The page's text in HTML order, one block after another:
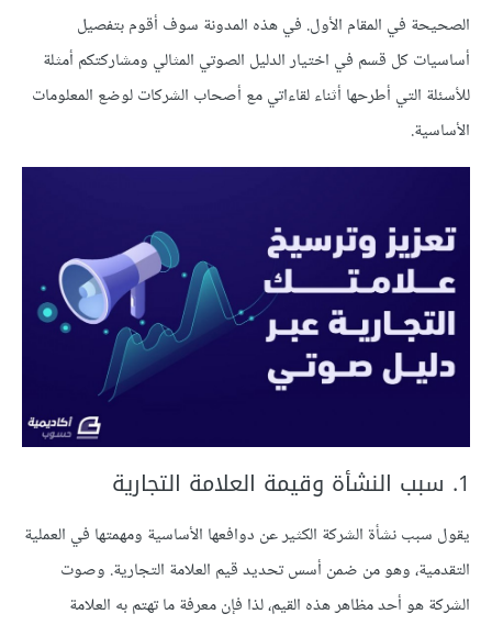
الصحيحة في المقام الأول. في هذه المدونة سوف أقوم بتفصيل
أساسيات كل قسم في اختيار الدليل الصوتي المثالي ومشاركتكم أمثلة
للأسئلة التي أطرحها أثناء لقاءاتي مع أصحاب الشركات لوضع المعلومات
الأساسية.
1. سبب النشأة وقيمة العلامة التجارية
يقول سبب نشأة الشركة الكثير عن دوافعها الأساسية ومهمتها في العملية
التقدمية، وهو من ضمن أسس تحديد قيم العلامة التجارية. وصوت
الشركة هو أحد مظاهر هذه القيم، لذا فإن معرفة ما تهتم به العلامة